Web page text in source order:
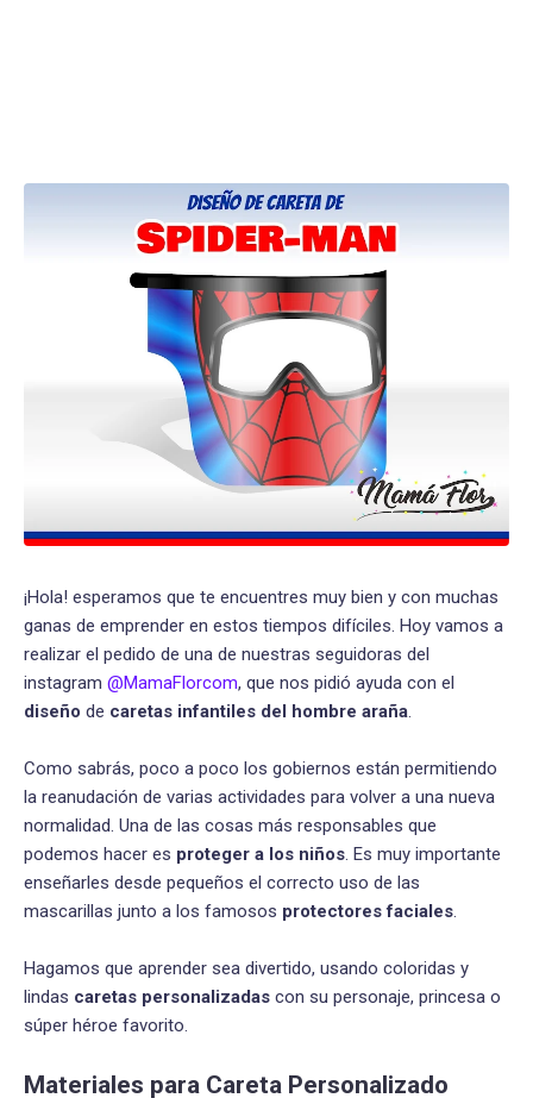
¡Hola! esperamos que te encuentres muy bien y con muchas
ganas de emprender en estos tiempos difíciles. Hoy vamos a
realizar el pedido de una de nuestras seguidoras del
instagram @MamaFlorcom, que nos pidió ayuda con el
diseño de caretas infantiles del hombre araña.
Como sabrás, poco a poco los gobiernos están permitiendo
la reanudación de varias actividades para volver a una nueva
normalidad. Una de las cosas más responsables que
podemos hacer es proteger a los niños. Es muy importante
enseñarles desde pequeños el correcto uso de las
mascarillas junto a los famosos protectores faciales.
Hagamos que aprender sea divertido, usando coloridas y
lindas caretas personalizadas con su personaje, princesa o
súper héroe favorito.
Materiales para Careta Personalizado